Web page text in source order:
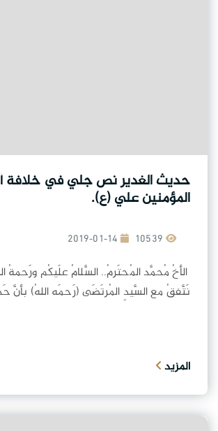
حديث الغدير نص جلي في خلافة
المؤمنين علي (ع).
2019-01-14
الأخُ مُحمَّد المُحتَرمُ.. السَّلامُ علَيكُم ورَحمةُ
نَتَّفقُ مع السَّيدِ المُرتَضَى (رَحمَه اللهُ) بأنَّ
المزيد